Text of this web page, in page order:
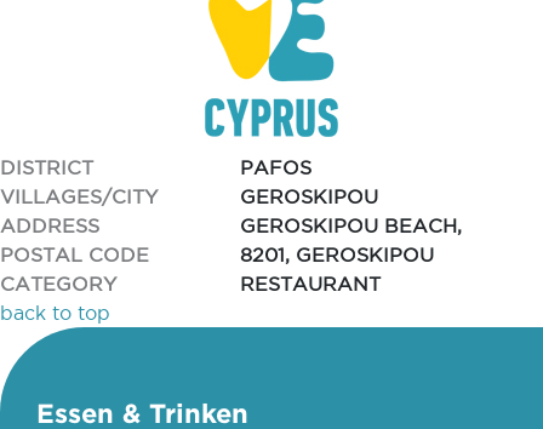
DISTRICT
PAFOS
VILLAGES/CITY
GEROSKIPOU
ADDRESS
GEROSKIPOU BEACH,
POSTAL CODE
8201, GEROSKIPOU
CATEGORY
RESTAURANT
back to top
Essen & Trinken